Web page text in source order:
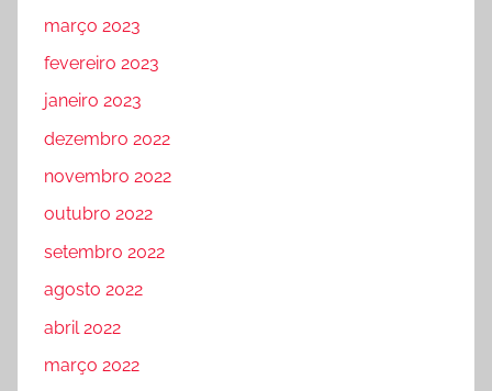
março 2023
fevereiro 2023
janeiro 2023
dezembro 2022
novembro 2022
outubro 2022
setembro 2022
agosto 2022
abril 2022
março 2022